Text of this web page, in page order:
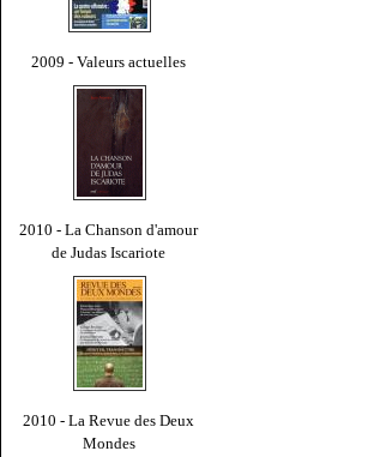
2009 - Valeurs actuelles
2010 - La Chanson d'amour
de Judas Iscariote
2010 - La Revue des Deux
Mondes